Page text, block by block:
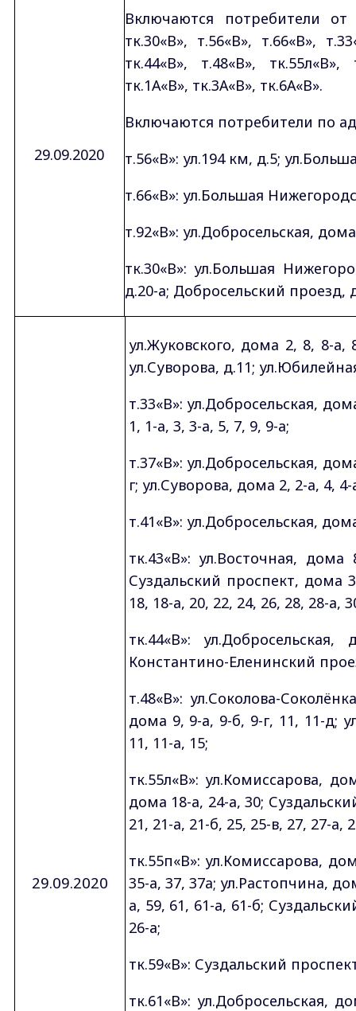
29.09.2020
Включаются потребители от
тк.30«В», т.56«В», т.66«В»,
тк.44«В», т.48«В», тк.55л«В»,
тк.1А«В», тк.3А«В», тк.6А«В».
Включаются потребители по
т.56«В»: ул.194 км, д.5;
т.66«В»: ул.Большая
т.92«В»: ул.Добросельская,
тк.30«В»: ул.Большая
д.20-а; Добросельский проезд,
29.09.2020
ул.Жуковского, дома 2, 8, 8-а,
ул.Суворова, д.11;
т.33«В»: ул.Добросельская,
1, 1-а, 3, 3-а, 5, 7, 9, 9-а;
т.37«В»: ул.Добросельская,
г; ул.Суворова, дома 2, 2-а, 4, 4-
т.41«В»: ул.Добросельская,
тк.43«В»: ул.Восточная,
Суздальский проспект, дома
18, 18-а, 20, 22, 24, 26, 28, 28-а,
тк.44«В»:
Константино-Еленинский
т.48«В»: ул.Соколова-
дома 9, 9-а, 9-б, 9-г, 11, 11-д;
11, 11-а, 15;
тк.55л«В»: ул.Комиссарова,
дома 18-а, 24-а, 30;
21, 21-а, 21-б, 25, 25-в, 27, 27-а,
тк.55п«В»: ул.Комиссарова,
35-а, 37, 37а; ул.Растопчина,
а, 59, 61, 61-а, 61-б;
26-а;
тк.59«В»: Суздальский
тк.61«В»: ул.Добросельская,